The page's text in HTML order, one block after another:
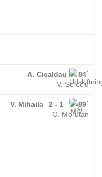
A. Cicaldau
84`
V. Screciu
V. Mihaila 2 - 1
89`
O. Morutan